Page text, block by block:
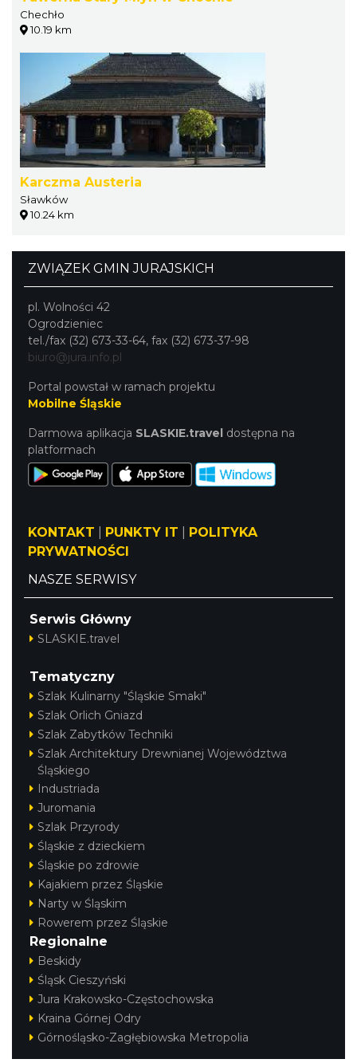
Chechło
10.19 km
Karczma Austeria
Sławków
10.24 km
ZWIĄZEK GMIN JURAJSKICH
pl. Wolności 42
Ogrodzieniec
tel./fax (32) 673-33-64, fax (32) 673-37-98
biuro@jura.info.pl
Portal powstał w ramach projektu
Mobilne Śląskie
Darmowa aplikacja SLASKIE.travel dostępna na
platformach
KONTAKT PUNKTY IT
POLITYKA
PRYWATNOŚCI
NASZE SERWISY
Serwis Główny
SLASKIE.travel
Tematyczny
Szlak Kulinarny "Śląskie Smaki"
Szlak Orlich Gniazd
Szlak Zabytków Techniki
Szlak Architektury Drewnianej Województwa
Śląskiego
Industriada
Juromania
Szlak Przyrody
Śląskie z dzieckiem
Śląskie po zdrowie
Kajakiem przez Śląskie
Narty w Śląskim
Rowerem przez Śląskie
Regionalne
Beskidy
Śląsk Cieszyński
Jura Krakowsko-Częstochowska
Kraina Górnej Odry
Górnośląsko-Zagłębiowska Metropolia